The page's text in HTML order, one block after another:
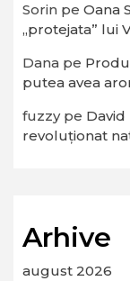
Sorin pe Oana
„protejata” lui
Dana pe
putea avea
fuzzype David
revoluționat
Arhive
august 2026